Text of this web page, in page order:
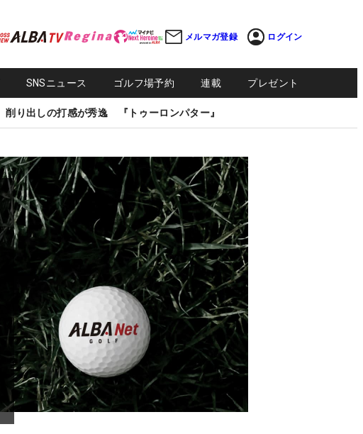
メルマガ登録 ログイン
SNSニュース ゴルフ場予約 連載 プレゼント
削り出しの打感が秀逸 『トゥーロンパター』